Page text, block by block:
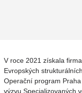
V roce 2021 získala
Evropských
Operační program
výzvu Specializovaných